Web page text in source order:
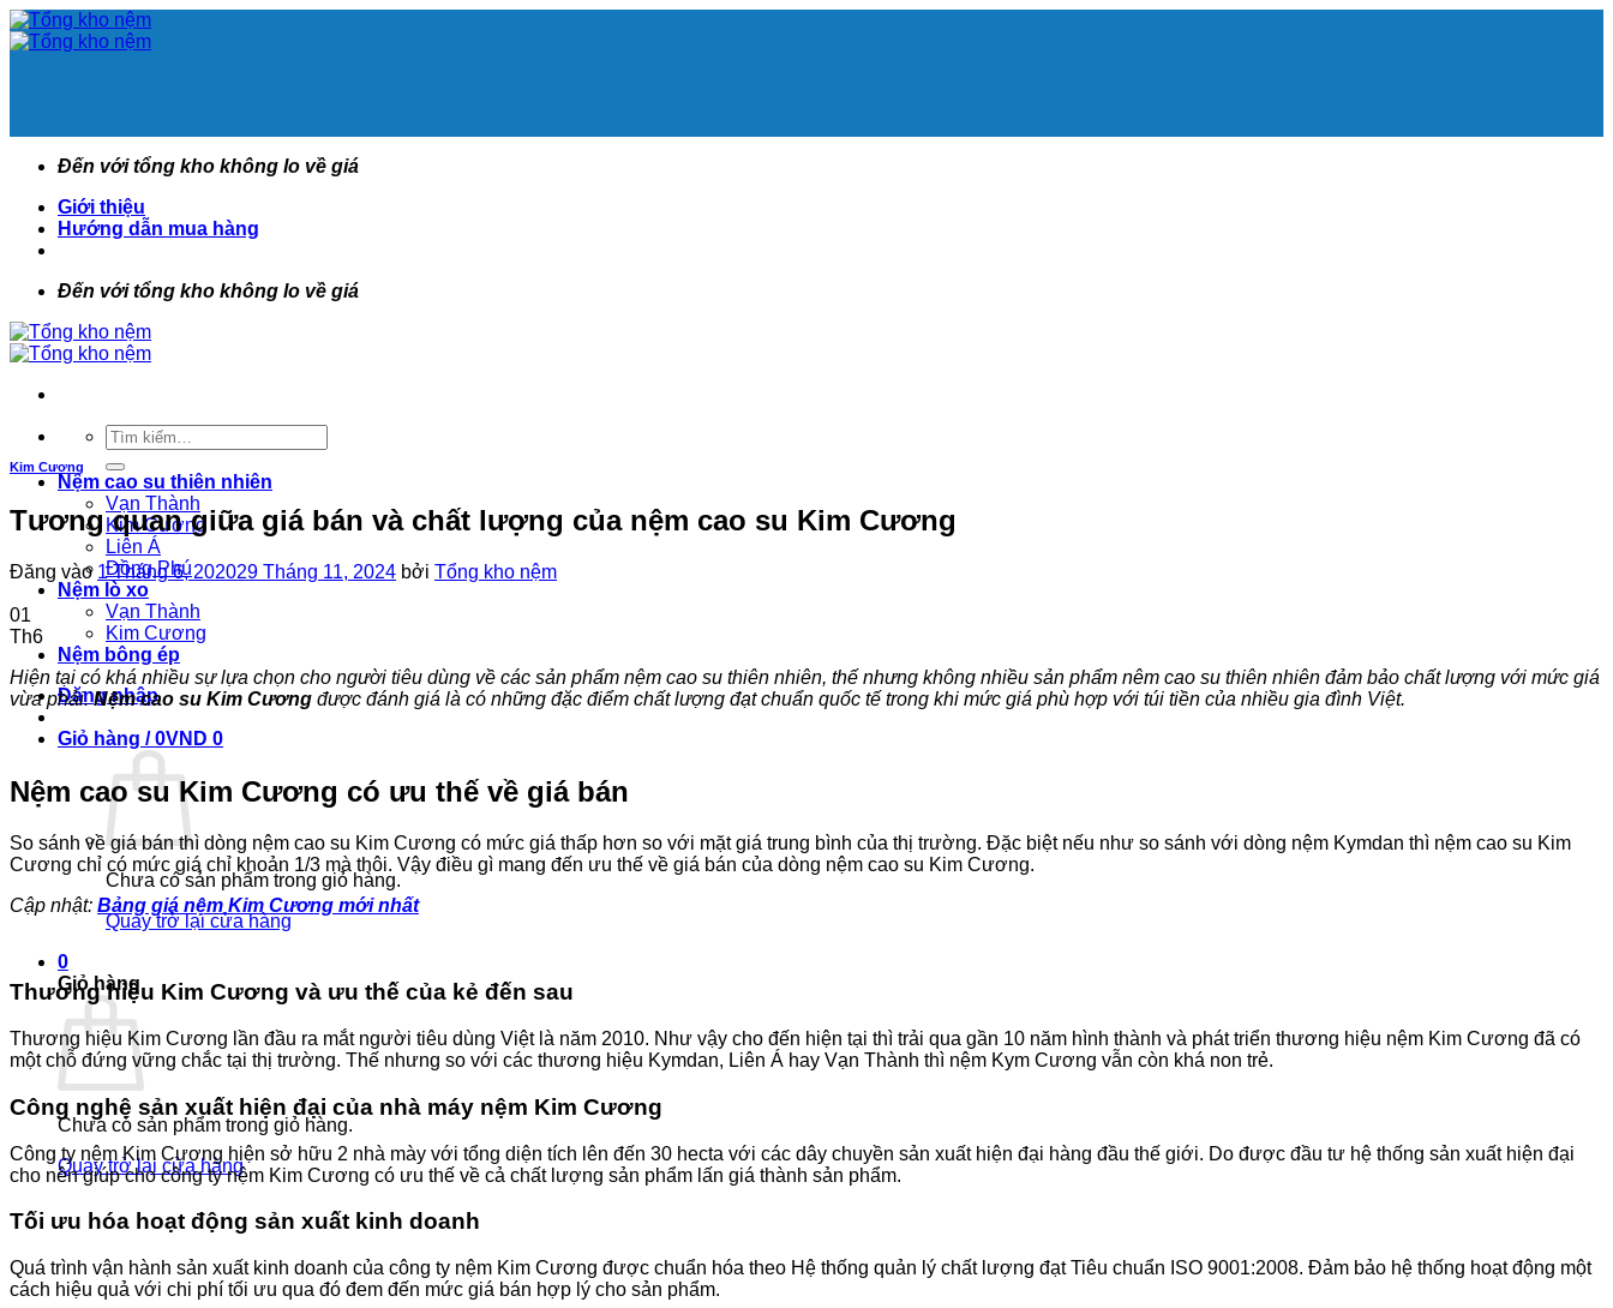
Bỏ
qua
Đến với tổng kho không lo về giá
Giới thiệu
Hướng dẫn mua hàng
Đến với tổng kho không lo về giá
Tìm
kiếm:
Nệm cao su thiên nhiên
Vạn Thành
Kim Cương
Liên Á
Đồng Phú
Nệm lò xo
Vạn Thành
Kim Cương
Nệm bông ép
Đăng nhập
Giỏ hàng /0VND 0
Chưa có sản phẩm trong giỏ hàng.
Quay trở lại cửa hàng
0
Giỏ hàng
Chưa có sản phẩm trong giỏ hàng.
Quay trở lại cửa hàng
Kim Cương
Tương quan giữa giá bán và chất lượng của nệm cao su Kim Cương
Đăng vào 1 Tháng 6, 202029 Tháng 11, 2024 bởi Tổng kho nệm
01
Th6
Hiện tại có khá nhiều sự lựa chọn cho người tiêu dùng về các sản phẩm nệm cao su thiên nhiên, thế nhưng không nhiều sản phẩm nêm cao su thiên nhiên đảm bảo chất lượng với mức giá
vừa phải.Nệm cao su Kim Cương được đánh giá là có những đặc điểm chất lượng đạt chuẩn quốc tế trong khi mức giá phù hợp với túi tiền của nhiều gia đình Việt.
Nệm cao su Kim Cương có ưu thế về giá bán
So sánh về giá bán thì dòng nệm cao su Kim Cương có mức giá thấp hơn so với mặt giá trung bình của thị trường. Đặc biệt nếu như so sánh với dòng nệm Kymdan thì nệm cao su Kim
Cương chỉ có mức giá chỉ khoản 1/3 mà thôi. Vậy điều gì mang đến ưu thế về giá bán của dòng nệm cao su Kim Cương.
Cập nhật: Bảng giá nệm Kim Cương mới nhất
Thương hiệu Kim Cương và ưu thế của kẻ đến sau
Thương hiệu Kim Cương lần đầu ra mắt người tiêu dùng Việt là năm 2010. Như vậy cho đến hiện tại thì trải qua gần 10 năm hình thành và phát triển thương hiệu nệm Kim Cương đã có
một chỗ đứng vững chắc tại thị trường. Thế nhưng so với các thương hiệu Kymdan, Liên Á hay Vạn Thành thì nệm Kym Cương vẫn còn khá non trẻ.
Công nghệ sản xuất hiện đại của nhà máy nệm Kim Cương
Công ty nệm Kim Cương hiện sở hữu 2 nhà mày với tổng diện tích lên đến 30 hecta với các dây chuyền sản xuất hiện đại hàng đầu thế giới. Do được đầu tư hệ thống sản xuất hiện đại
cho nên giúp cho công ty nệm Kim Cương có ưu thế về cả chất lượng sản phẩm lấn giá thành sản phẩm.
Tối ưu hóa hoạt động sản xuất kinh doanh
Quá trình vận hành sản xuất kinh doanh của công ty nệm Kim Cương được chuẩn hóa theo Hệ thống quản lý chất lượng đạt Tiêu chuẩn ISO 9001:2008. Đảm bảo hệ thống hoạt động một
cách hiệu quả với chi phí tối ưu qua đó đem đến mức giá bán hợp lý cho sản phẩm.